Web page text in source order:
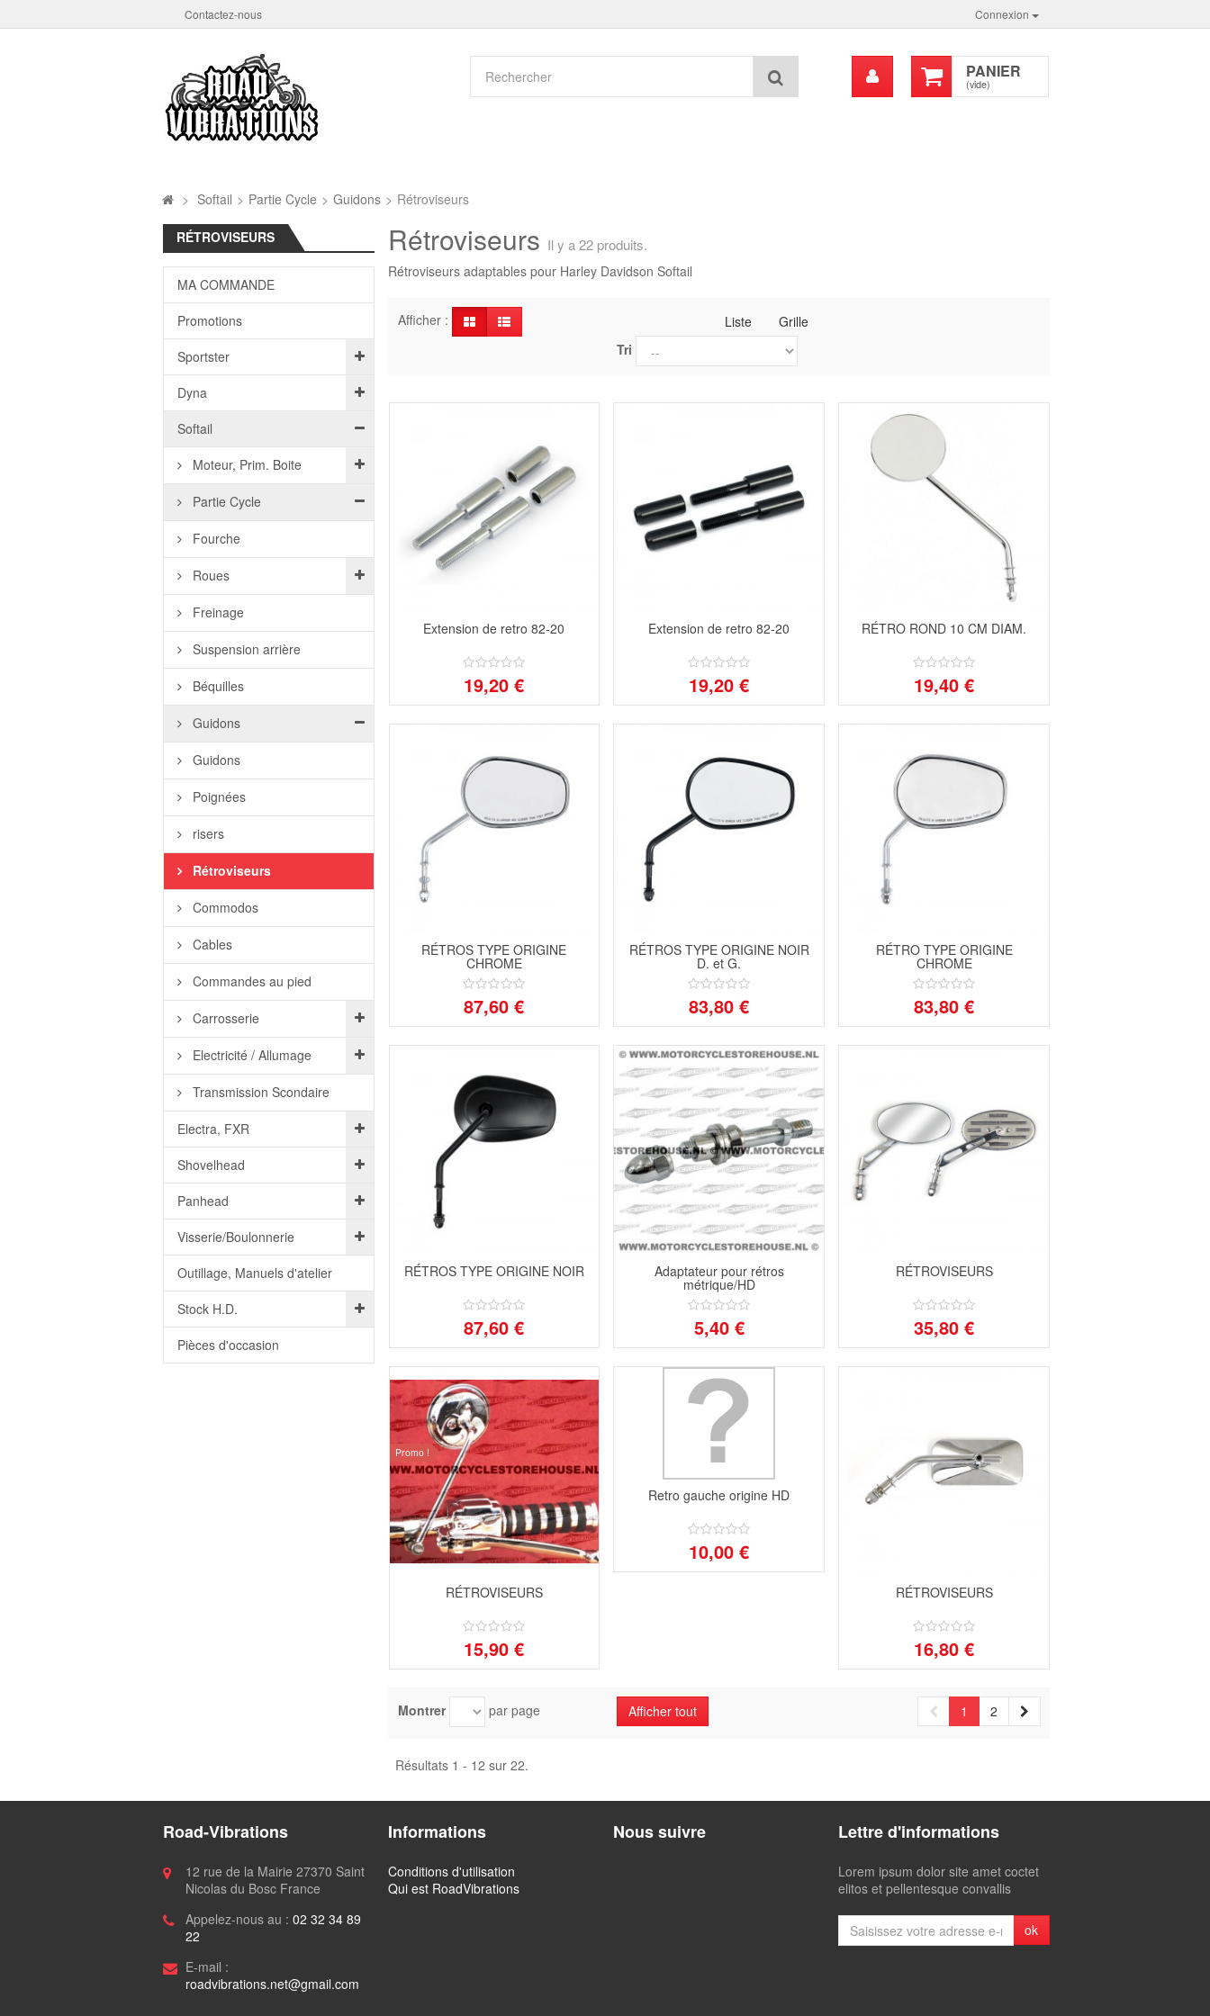
Connexion
Contactez-nous
PANIER
(vide)
Mon
compte
> Softail > Partie Cycle > Guidons > Rétroviseurs
RÉTROVISEURS
MA COMMANDE
Promotions
Sportster
Dyna
Softail
Moteur, Prim. Boite
Partie Cycle
Fourche
Roues
Freinage
Suspension arrière
Béquilles
Guidons
Guidons
Poignées
risers
Rétroviseurs
Commodos
Cables
Commandes au pied
Carrosserie
Electricité / Allumage
Transmission Scondaire
Electra, FXR
Shovelhead
Panhead
Visserie/Boulonnerie
Outillage, Manuels d'atelier
Stock H.D.
Pièces d'occasion
Rétroviseurs Il y a 22 produits.
Rétroviseurs adaptables pour Harley Davidson Softail
Afficher : Liste
Grille
Tri
Extension de retro 82-20
19,20 €
Extension de retro 82-20
19,20 €
RÉTRO ROND 10 CM DIAM.
19,40 €
RÉTROS TYPE ORIGINE
CHROME
87,60 €
RÉTROS TYPE ORIGINE NOIR
D. et G.
83,80 €
RÉTRO TYPE ORIGINE
CHROME
83,80 €
RÉTROS TYPE ORIGINE NOIR
87,60 €
Adaptateur pour rétros
métrique/HD
5,40 €
RÉTROVISEURS
35,80 €
Promo !
RÉTROVISEURS
15,90 €
Retro gauche origine HD
10,00 €
RÉTROVISEURS
16,80 €
Montrer par page Afficher tout 1 2
Résultats 1 - 12 sur 22.
Road-Vibrations
12 rue de la Mairie 27370 Saint
Nicolas du Bosc France
Appelez-nous au : 02 32 34 89
22
E-mail :
roadvibrations.net@gmail.com
Informations
Conditions d'utilisation
Qui est RoadVibrations
Nous suivre Lettre d'informations
Lorem ipsum dolor site amet coctet
elitos et pellentesque convallis
ok